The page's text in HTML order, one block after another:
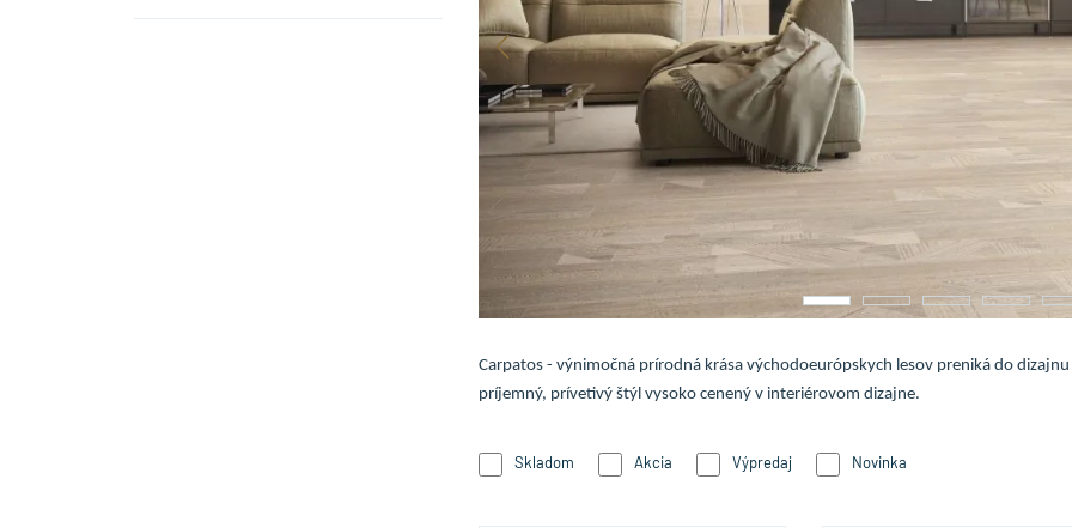
Carpatos - výnimočná prírodná krása východoeurópskych lesov preniká do
príjemný, prívetivý štýl vysoko cenený v interiérovom dizajne.
Skladom Akcia Výpredaj Novinka